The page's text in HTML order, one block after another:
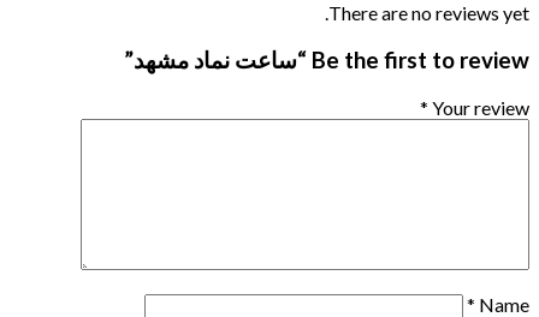
There are no reviews yet.
Be the first to review “ساعت نماد مشهد”
Your review
*
Name
*